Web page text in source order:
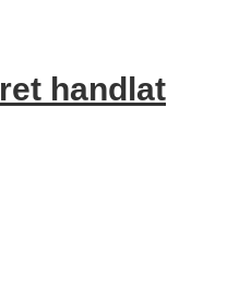
handlat